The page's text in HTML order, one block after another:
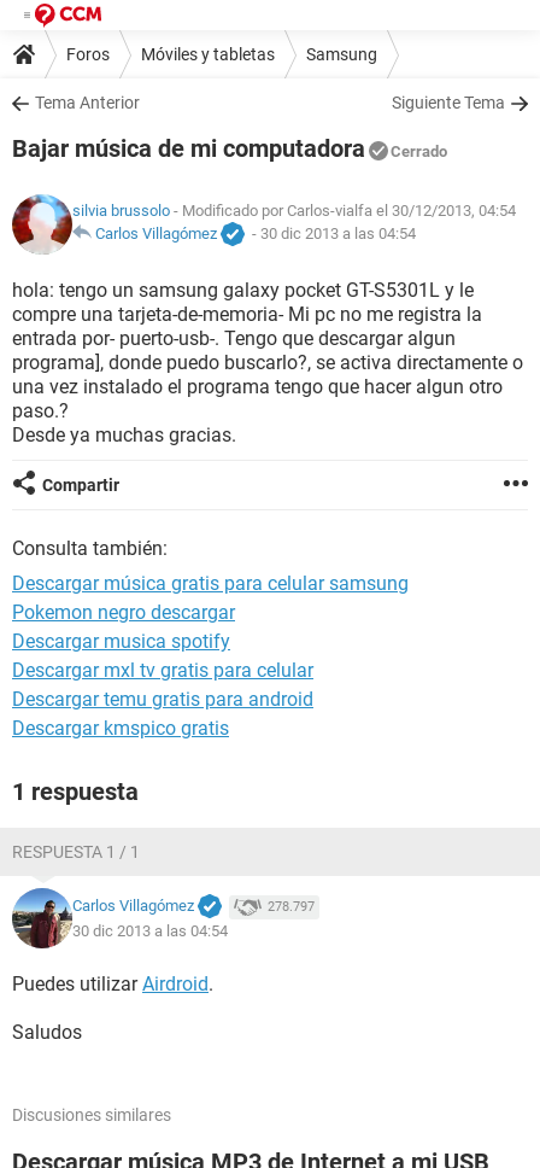
Foros Móviles y tabletas Samsung
Tema Anterior Siguiente Tema
Bajar música de mi computadora Cerrado
silvia brussolo - Modificado por Carlos-vialfa el 30/12/2013, 04:54
Carlos Villagómez
- 30 dic 2013 a las 04:54
hola: tengo un samsung galaxy pocket GT-S5301L y le
compre una tarjeta-de-memoria- Mi pc no me registra la
entrada por- puerto-usb-. Tengo que descargar algun
programa], donde puedo buscarlo?, se activa directamente o
una vez instalado el programa tengo que hacer algun otro
paso.?
Desde ya muchas gracias.
Compartir
Consulta también:
Descargar música gratis para celular samsung
Pokemon negro descargar
Descargar musica spotify
Descargar mxl tv gratis para celular
Descargar temu gratis para android
Descargar kmspico gratis
1 respuesta
RESPUESTA 1 / 1
Carlos Villagómez 278.797
30 dic 2013 a las 04:54
Puedes utilizarAirdroid.
Saludos
Discusiones similares
Descargar música MP3 de Internet a mi USB